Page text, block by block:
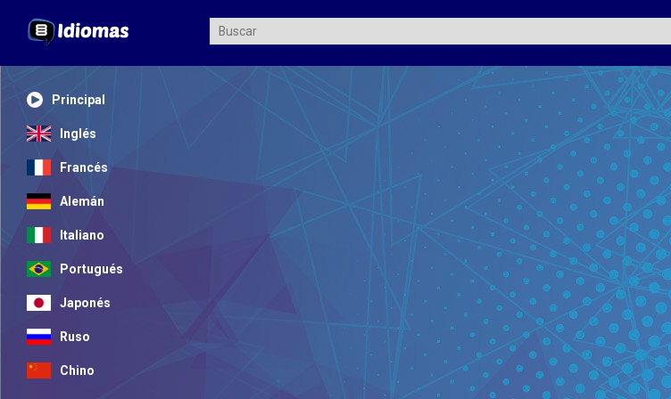
Principal
Inglés
Francés
Alemán
Italiano
Portugués
Japonés
Ruso
Chino